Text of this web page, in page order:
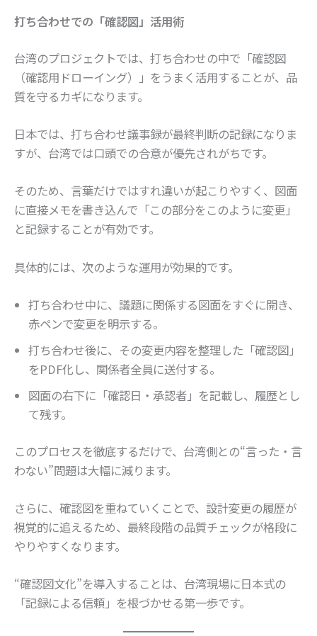
打ち合わせでの「確認図」活用術
台湾のプロジェクトでは、打ち合わせの中で「確認図
（確認用ドローイング）」をうまく活用することが、品
質を守るカギになります。
日本では、打ち合わせ議事録が最終判断の記録になりま
すが、台湾では口頭での合意が優先されがちです。
そのため、言葉だけではすれ違いが起こりやすく、図面
に直接メモを書き込んで「この部分をこのように変更」
と記録することが有効です。
具体的には、次のような運用が効果的です。
打ち合わせ中に、議題に関係する図面をすぐに開き、
赤ペンで変更を明示する。
打ち合わせ後に、その変更内容を整理した「確認図」
をPDF化し、関係者全員に送付する。
図面の右下に「確認日・承認者」を記載し、履歴とし
て残す。
このプロセスを徹底するだけで、台湾側との“言った・言
わない”問題は大幅に減ります。
さらに、確認図を重ねていくことで、設計変更の履歴が
視覚的に追えるため、最終段階の品質チェックが格段に
やりやすくなります。
“確認図文化”を導入することは、台湾現場に日本式の
「記録による信頼」を根づかせる第一歩です。